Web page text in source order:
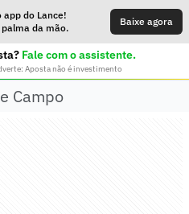
app do Lance!
da mão.
Baixe agora
Fale com o assistente.
Aposta não é investimento
Campo